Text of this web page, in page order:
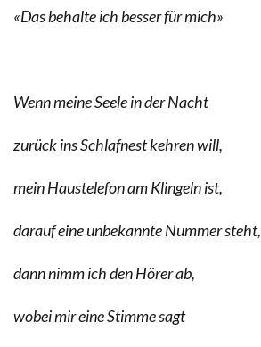
«Das behalte ich besser für mich»
Wenn meine Seele in der Nacht
zurück ins Schlafnest kehren will,
mein Haustelefon am Klingeln ist,
darauf eine unbekannte Nummer steht,
dann nimm ich den Hörer ab,
wobei mir eine Stimme sagt